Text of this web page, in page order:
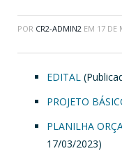
POR CR2-ADMIN2 EM 17 DE
EDITAL
PROJETO
PLANILHA
17/03/2023)